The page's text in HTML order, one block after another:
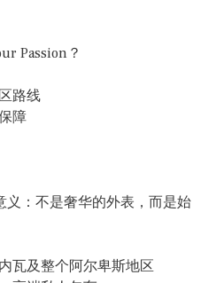
Passion？
路线
障
义：不是奢华的外表，而是始
瓦及整个阿尔卑斯地区